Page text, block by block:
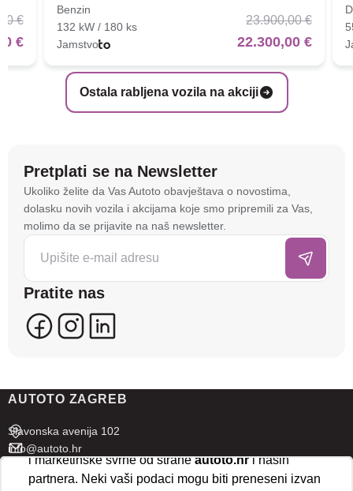
Ostala rabljena vozila na akciji
€
€
Benzin
132 kW / 180 ks
Jamstvo
23.900,00 €
22.300,00 €
Pretplati se na Newsletter
Ukoliko želite da Vas Autoto obavještava o novostima,
dolasku novih vozila i akcijama koje smo pripremili za Vas,
molimo da se prijavite na naš newsletter.
Pratite nas
AUTOTO ZAGREB
Slavonska avenija 102
info@autoto.hr
Pon - Pet 07:30-18:00
Sub 08:00-13:00
Na stranici
tehnologije kako bismo spremali i pristupali
informacijama na vašem uređaju. To nam omogućuje
da poboljšamo funkcionalnost stranice, analiziramo
posjećenost te prikazujemo personalizirane oglase i
sadržaje koji bi vas mogli zanimati. U tu svrhu mogu
se kreirati korisnički profili koji povezuju podatke s
više uređaja i web lokacija. Naši partneri također
koriste ove tehnologije.
ispravno funkcioniranje stranice. Odabirom
kolačića na vaš uređaj i njihovu obradu za analitičke
i marketinške svrhe od straneautoto.hri naših
partnera. Neki vaši podaci mogu biti preneseni izvan